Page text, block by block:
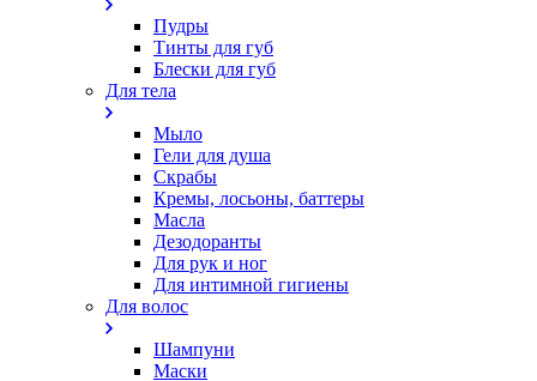
Пудры
Тинты для губ
Блески для губ
Для тела
Мыло
Гели для душа
Скрабы
Кремы, лосьоны, баттеры
Масла
Дезодоранты
Для рук и ног
Для интимной гигиены
Для волос
Шампуни
Маски